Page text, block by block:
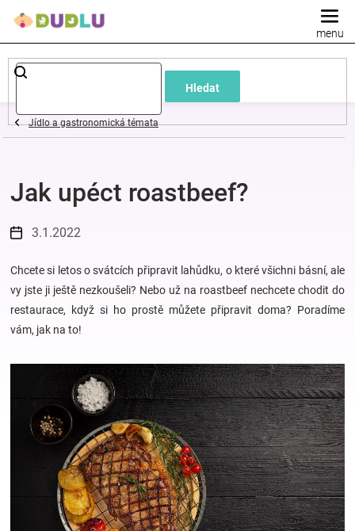
Hledat
Dětské
a
oblečení
Pokojíček
a
kojenecká
Hračky
Jídlo a gastronomická témata
Jak upéct roastbeef?
3.1.2022
Chcete si letos o svátcích připravit lahůdku, o které všichni básní, ale
vy jste ji ještě nezkoušeli? Nebo už na roastbeef nechcete chodit do
restaurace, když si ho prostě můžete připravit doma? Poradíme
vám, jak na to!